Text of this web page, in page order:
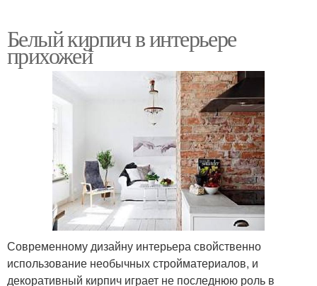
Белый кирпич в интерьере
прихожей
Современному дизайну интерьера свойственно
использование необычных стройматериалов, и
декоративный кирпич играет не последнюю роль в